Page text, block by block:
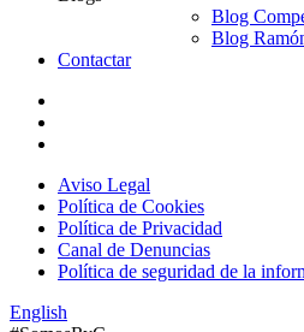
Blog
Blog
Contactar
Aviso Legal
Política de Cookies
Política de Privacidad
Canal de Denuncias
Política de seguridad de la
English